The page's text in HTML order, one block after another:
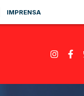
IMPRENSA